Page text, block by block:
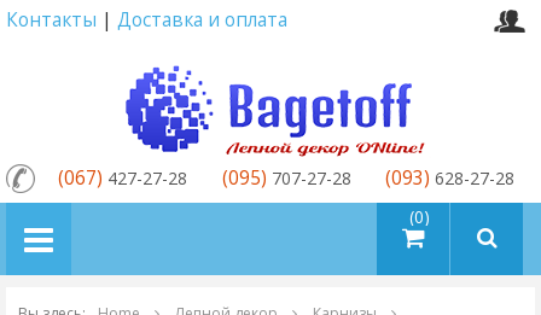
Контакты | Доставка и оплата
товаров (0)
(067) 427-27-28 (095) 707-27-28 (093) 628-27-28